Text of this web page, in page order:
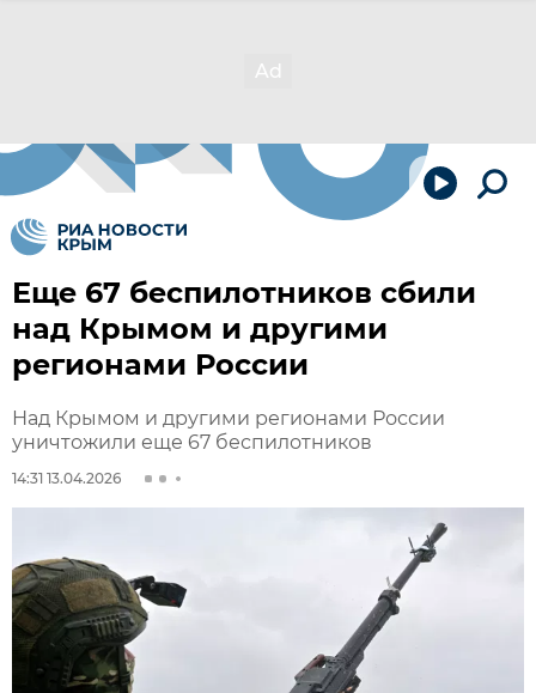
Еще 67 беспилотников сбили
над Крымом и другими
регионами России
Над Крымом и другими регионами России
уничтожили еще 67 беспилотников
14:31 13.04.2026